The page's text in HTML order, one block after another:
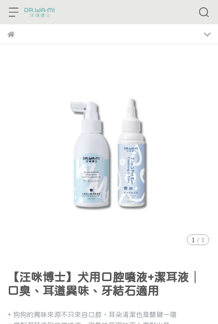
1 / 1
【汪咪博士】犬用口腔噴液+潔耳液│
口臭、耳道異味、牙結石適用
+ 狗狗的異味來源不只來自口腔，耳朵清潔也是關鍵一環